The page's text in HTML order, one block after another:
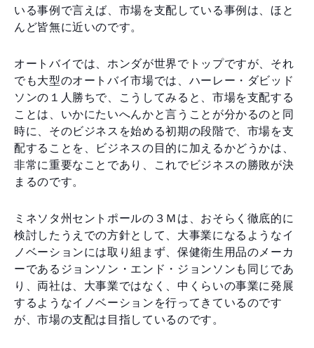
いる事例で言えば、市場を支配している事例は、ほと
んど皆無に近いのです。
オートバイでは、ホンダが世界でトップですが、それ
でも大型のオートバイ市場では、ハーレー・ダビッド
ソンの１人勝ちで、こうしてみると、市場を支配する
ことは、いかにたいへんかと言うことが分かるのと同
時に、そのビジネスを始める初期の段階で、市場を支
配することを、ビジネスの目的に加えるかどうかは、
非常に重要なことであり、これでビジネスの勝敗が決
まるのです。
ミネソタ州セントポールの３Ｍは、おそらく徹底的に
検討したうえでの方針として、大事業になるようなイ
ノベーションには取り組まず、保健衛生用品のメーカ
ーであるジョンソン・エンド・ジョンソンも同じであ
り、両社は、大事業ではなく、中くらいの事業に発展
するようなイノベーションを行ってきているのです
が、市場の支配は目指しているのです。